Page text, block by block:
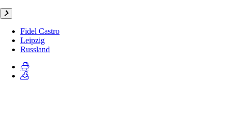
Fidel Castro
Leipzig
Russland